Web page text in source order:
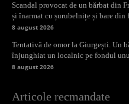
Scandal provocat de un bărbat din
și înarmat cu șurubelnițe și bare
8 august 2026
Tentativă de omor la Giurgești. Un
înjunghiat un localnic pe fondul
8 august 2026
Articole recmandate